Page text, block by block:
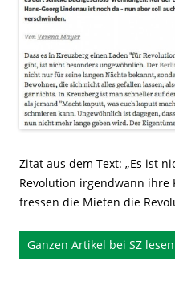
Zitat aus dem Text: „Es ist
Revolution irgendwann
fressen die Mieten die
Ganzen Artikel bei SZ lesen